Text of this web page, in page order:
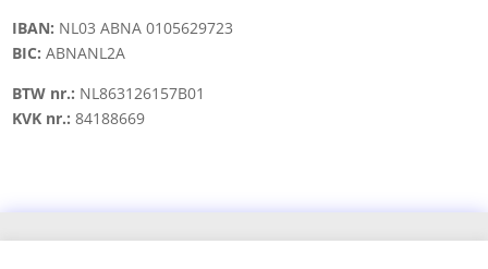
IBAN: NL03 ABNA 0105629723
BIC: ABNANL2A
BTW nr.: NL863126157B01
KVK nr.:84188669